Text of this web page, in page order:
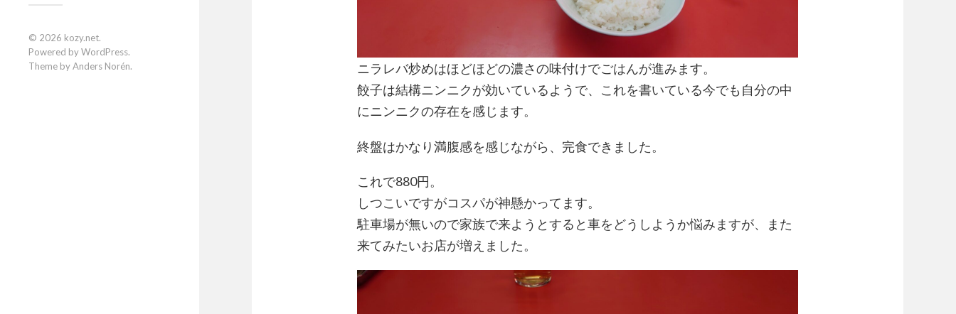
© 2026 kozy.net.
Powered byWordPress.
Theme byAnders Norén.
ニラレバ炒めはほどほどの濃さの味付けでごはんが進みます。
餃子は結構ニンニクが効いているようで、これを書いている今でも自分の中
にニンニクの存在を感じます。
終盤はかなり満腹感を感じながら、完食できました。
これで880円。
しつこいですがコスパが神懸かってます。
駐車場が無いので家族で来ようとすると車をどうしようか悩みますが、また
来てみたいお店が増えました。